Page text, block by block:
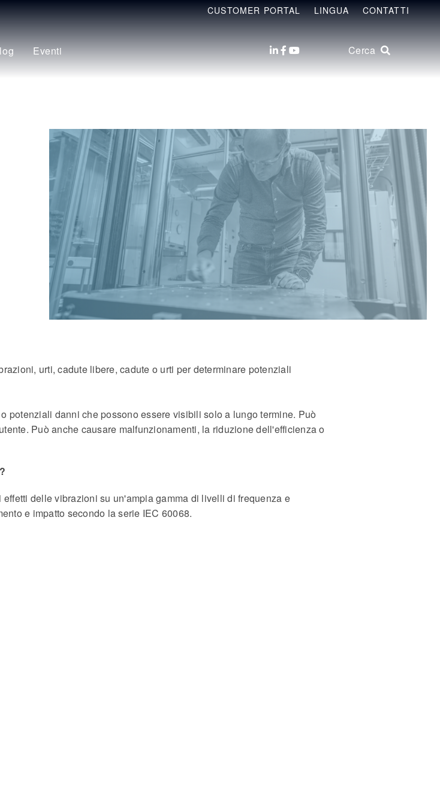
CUSTOMER PORTAL LINGUA CONTATTI
Eventi Cerca
urti, cadute libere, cadute o urti per determinare potenziali
potenziali danni che possono essere visibili solo a lungo termine. Può
Può anche causare malfunzionamenti, la riduzione dell'efficienza o
delle vibrazioni su un'ampia gamma di livelli di frequenza e
e impatto secondo la serie IEC 60068.